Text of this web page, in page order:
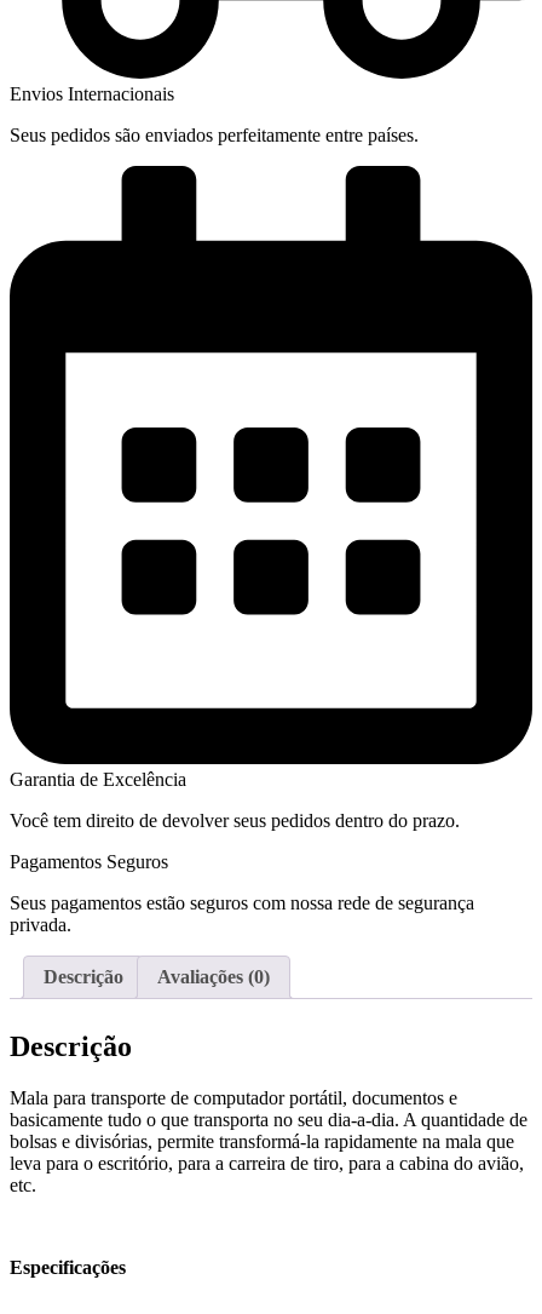
Envios Internacionais
Seus pedidos são enviados perfeitamente entre países.
Garantia de Excelência
Você tem direito de devolver seus pedidos dentro do prazo.
Pagamentos Seguros
Seus pagamentos estão seguros com nossa rede de segurança
privada.
Descrição Avaliações (0)
Descrição
Mala para transporte de computador portátil, documentos e
basicamente tudo o que transporta no seu dia-a-dia. A quantidade de
bolsas e divisórias, permite transformá-la rapidamente na mala que
leva para o escritório, para a carreira de tiro, para a cabina do avião,
etc.
Especificações